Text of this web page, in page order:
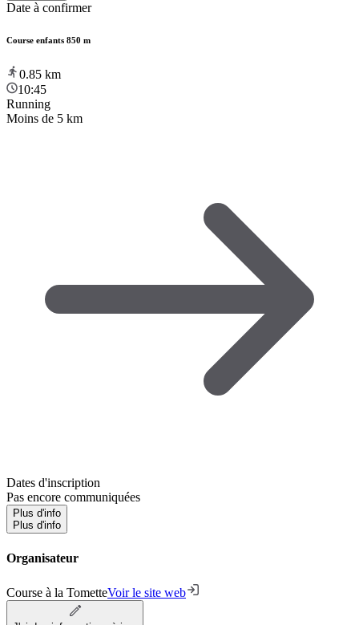
Date à confirmer
Course enfants 850 m
0.85 km
10:45
Running
Moins de 5 km
Dates d'inscription
Pas encore communiquées
Plus d'info
Plus d'info
Organisateur
Course à la TometteVoir le site web